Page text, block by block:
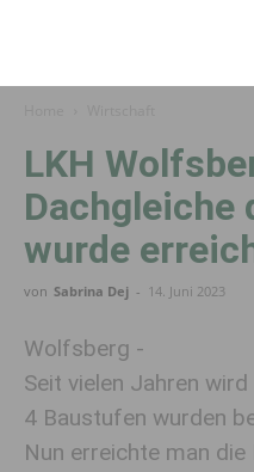
LKH
Dachgleiche
wurde
von Sabrina Dej - 14. Juni 2023
Wolfsberg -
Seit vielen Jahren
4 Baustufen wurden
Nun erreichte man